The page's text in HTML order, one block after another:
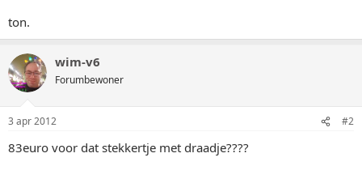
ton.
wim-v6
Forumbewoner
3 apr 2012 #2
83euro voor dat stekkertje met draadje????